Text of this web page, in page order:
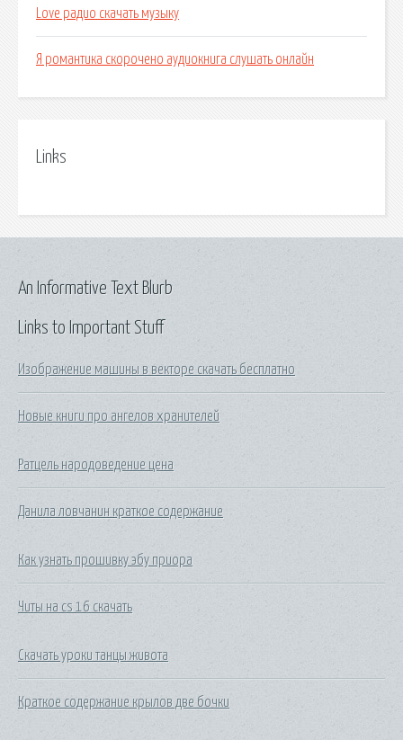
Love радио скачать музыку
Я романтика скорочено аудиокнига слушать онлайн
Links
Links to Important Stuff
Изображение машины в векторе скачать бесплатно
Новые книги про ангелов хранителей
Ратцель народоведение цена
Данила ловчанин краткое содержание
Как узнать прошивку эбу приора
Читы на cs 16 скачать
Скачать уроки танцы живота
Краткое содержание крылов две бочки
An Informative Text Blurb